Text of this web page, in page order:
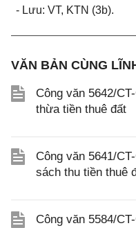
- Lưu: VT, KTN (3b).
VĂN BẢN CÙNG
Công văn 5642/
thừa tiền thuê đất
Công văn 5641/
sách thu tiền thuê
Công văn 5584/